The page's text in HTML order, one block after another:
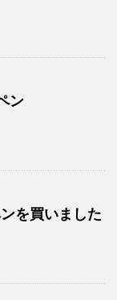
ン
を買いました